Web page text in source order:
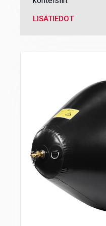
LISÄTIEDOT